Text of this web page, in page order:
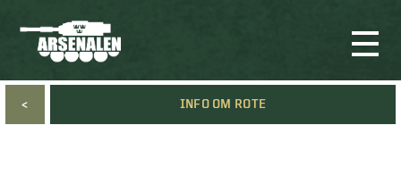
< INFO OM ROTE